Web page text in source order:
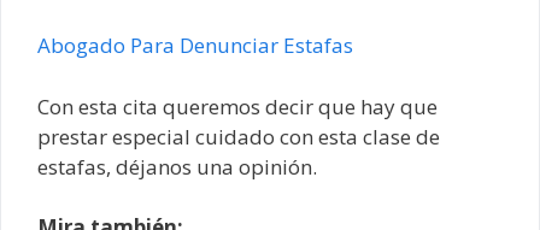
Abogado Para Denunciar Estafas
Con esta cita queremos decir que hay que
prestar especial cuidado con esta clase de
estafas, déjanos una opinión.